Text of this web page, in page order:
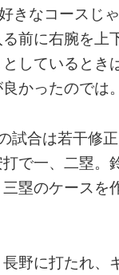
きなコースじ
前に右腕を上
しているとき
かったのでは。
試合は若干修
で一、二塁。
塁のケースを
野に打たれ、